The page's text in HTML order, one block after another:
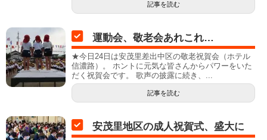
記事を読む
運動会、敬老会あれこれ…
★今日24日は安茂里差出中区の敬老祝賀会（ホテル
信濃路）。 ホントに元気な皆さんからパワーをいた
だく祝賀会です。 歌声の披露に続き、...
記事を読む
安茂里地区の成人祝賀式、盛大に